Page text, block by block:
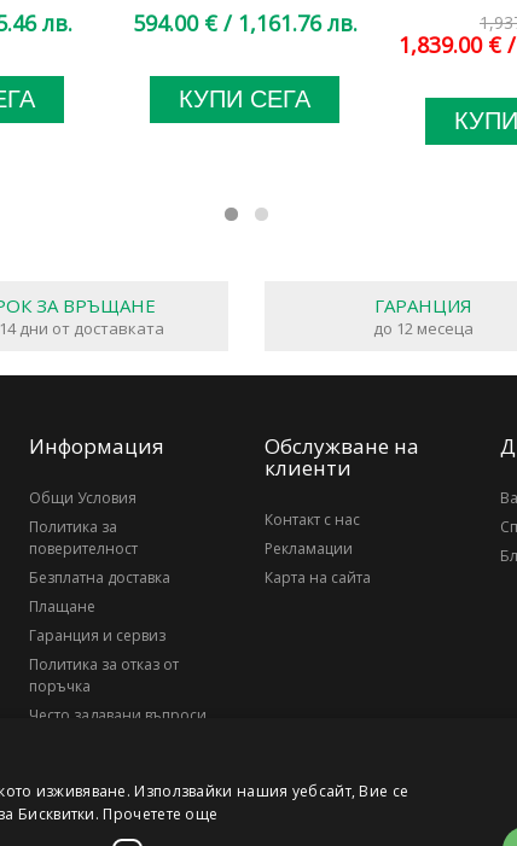
лв. 594.00 €/ 1,161.76 лв.
КУПИ СЕГА
1,839.00 €
ЗА ВРЪЩАНЕ
дни от доставката
ГАРАНЦИЯ
до 12 месеца
Информация
Общи Условия
Политика за
поверителност
Безплатна доставка
Плащане
Гаранция и сервиз
Политика за отказ от
поръчка
Често задавани въпроси
Обслужване на
клиенти
Контакт с нас
Рекламации
Карта на сайта
изживяване. Използвайки нашия уебсайт, Вие се
Бисквитки. Прочетете още